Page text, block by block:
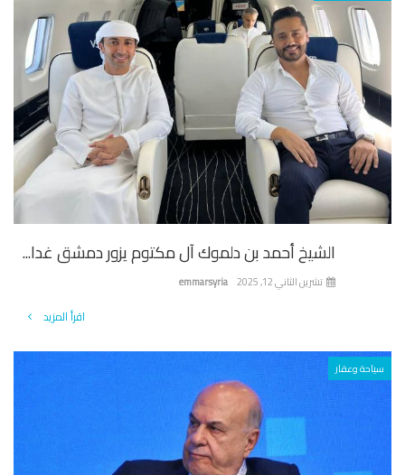
الشيخ أحمد بن دلموك آل مكتوم يزور دمشق غدا...
emmarsyria تشرين الثاني 12, 2025
اقرأ المزيد
وعقار